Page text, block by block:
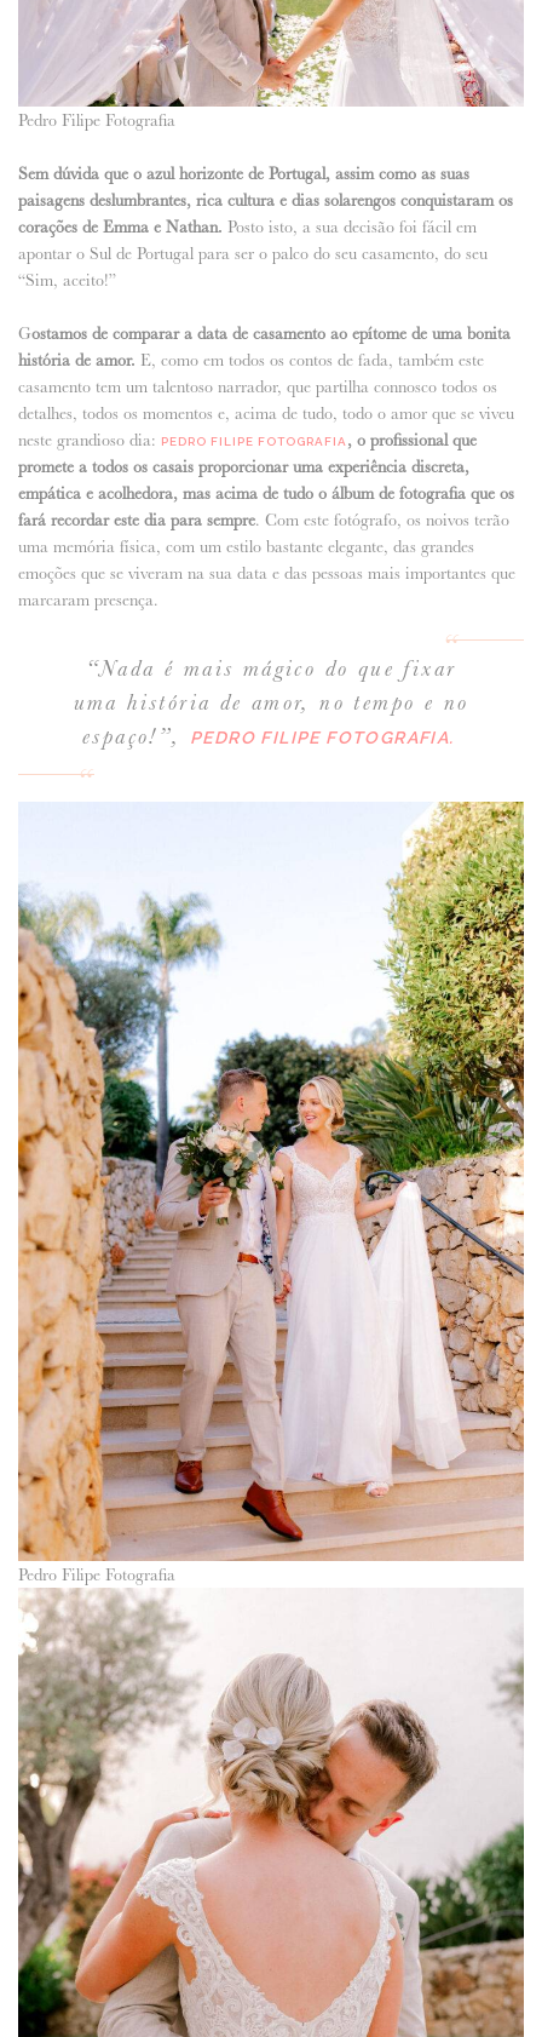
Pedro Filipe Fotografia
Sem dúvida que o azul horizonte de Portugal, assim como as suas
paisagens deslumbrantes, rica cultura e dias solarengos conquistaram os
corações de Emma e Nathan. Posto isto, a sua decisão foi fácil em
apontar o Sul de Portugal para ser o palco do seu casamento, do seu
“Sim, aceito!”
Gostamos de comparar a data de casamento ao epítome de uma bonita
história de amor. E, como em todos os contos de fada, também este
casamento tem um talentoso narrador, que partilha connosco todos os
detalhes, todos os momentos e, acima de tudo, todo o amor que se viveu
neste grandioso dia: PEDRO FILIPE FOTOGRAFIA , o profissional que
promete a todos os casais proporcionar uma experiência discreta,
empática e acolhedora, mas acima de tudo o álbum de fotografia que os
fará recordar este dia para sempre. Com este fotógrafo, os noivos terão
uma memória física, com um estilo bastante elegante, das grandes
emoções que se viveram na sua data e das pessoas mais importantes que
marcaram presença.
“Nada é mais mágico do que fixar
uma história de amor, no tempo e no
espaço!”, PEDRO FILIPE FOTOGRAFIA.
Pedro Filipe Fotografia